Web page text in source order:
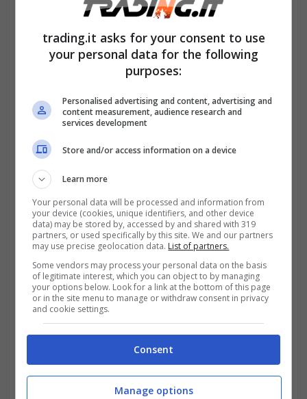
Quando i titoli di Stato premiano anche chi non li vende-
trading.it
BTP con cedola 3,65% e scadenza
01/08/2035(ISIN IT0005631590), ad
esempio, è oggi quotato sopra 101, con un
rendimento netto del 3,14%. Chi lo ha
acquistato nei primi mesi dell’anno si ritrova
ora con un doppio vantaggio: una cedola
interessante e un valore in crescita.
trading.it asks for your consent to use
your personal data for the following
purposes:
Personalised advertising and content, advertising and
content measurement, audience research and
services development
Store and/or access information on a device
Learn more
Your personal data will be processed and information from
your device (cookies, unique identifiers, and other device
data) may be stored by, accessed by and shared with 319
partners, or used specifically by this site. We and our partners
may use precise geolocation data. List of partners.
Some vendors may process your personal data on the basis
of legitimate interest, which you can object to by managing
your options below. Look for a link at the bottom of this page
or in the site menu to manage or withdraw consent in privacy
and cookie settings.
Consent
Manage options